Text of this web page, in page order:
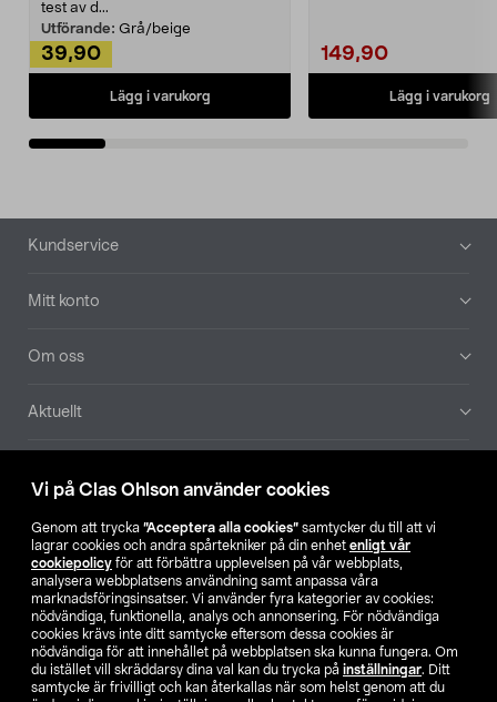
Vi på Clas Ohlson använder cookies
Genom att trycka ”Acceptera alla cookies” samtycker du till att vi
lagrar cookies och andra spårtekniker på din enhet enligt vår
cookiepolicy för att förbättra upplevelsen på vår webbplats,
analysera webbplatsens användning samt anpassa våra
marknadsföringsinsatser. Vi använder fyra kategorier av cookies:
nödvändiga, funktionella, analys och annonsering. För nödvändiga
cookies krävs inte ditt samtycke eftersom dessa cookies är
nödvändiga för att innehållet på webbplatsen ska kunna fungera. Om
du istället vill skräddarsy dina val kan du trycka på inställningar. Ditt
samtycke är frivilligt och kan återkallas när som helst genom att du
test av d...
Utförande: Grå/beige
39,90
Lägg i varukorg
149,90
Lägg i varukorg
Sidfot
Kundservice
Mitt konto
Om oss
Aktuellt
Hitta butik
SE NO FI